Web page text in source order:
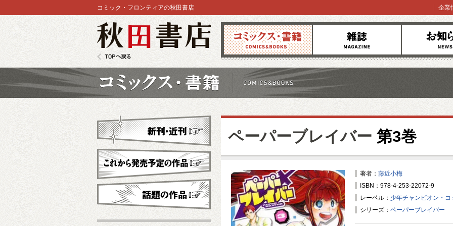
コミックス 雑誌 お知らせ
コミック・フロンティアの秋田書店 企業
ペーパーブレイバー 第3巻
著者： 藤近小梅
ISBN：978-4-253-22072-9
レーベル： 少年チャンピオン・
シリーズ： ペーパーブレイバー
新刊・近刊
これから発売予定